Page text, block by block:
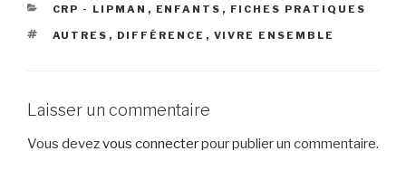
CATÉGORIES
CRP - LIPMAN , ENFANTS , FICHES PRATIQUES
ÉTIQUETTES
AUTRES , DIFFÉRENCE , VIVRE ENSEMBLE
Laisser un commentaire
Vous devezvous connecterpour publier un commentaire.